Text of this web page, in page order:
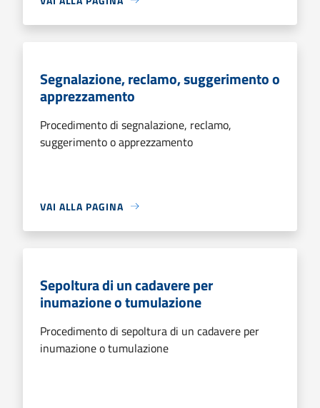
Segnalazione, reclamo, suggerimento o
apprezzamento
Procedimento di segnalazione, reclamo,
suggerimento o apprezzamento
VAI ALLA PAGINA
Sepoltura di un cadavere per
inumazione o tumulazione
Procedimento di sepoltura di un cadavere per
inumazione o tumulazione